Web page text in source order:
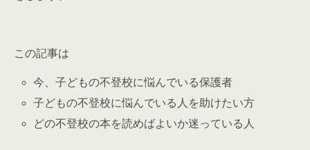
この記事は
今、子どもの不登校に悩んでいる保護者
子どもの不登校に悩んでいる人を助けたい方
どの不登校の本を読めばよいか迷っている人